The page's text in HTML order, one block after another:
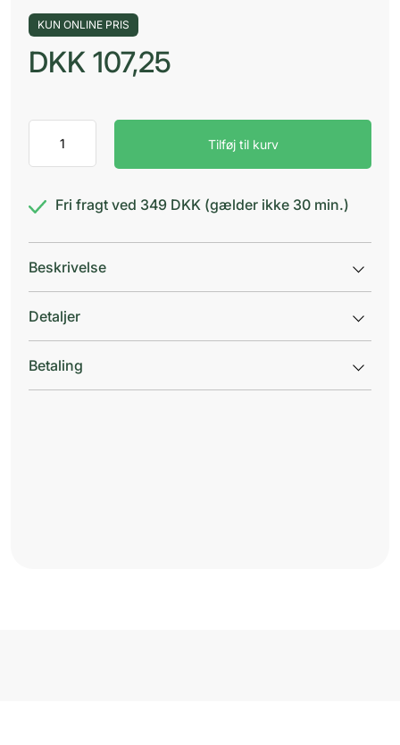
KUN ONLINE PRIS
DKK 107,25
Me
Tips
Tilføj til kurv
Fri fragt ved 349 DKK (gælder ikke 30 min.)
Beskrivelse
Detaljer
Betaling